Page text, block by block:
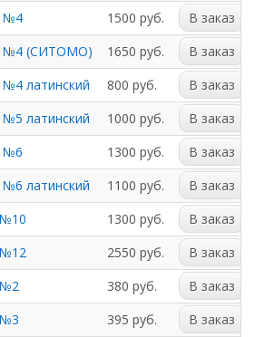
№4
1500 руб.
В заказ
№4 (СИТОМО)
1650 руб.
В заказ
латинский
800 руб.
В заказ
латинский
1000 руб.
В заказ
№6
1300 руб.
В заказ
латинский
1100 руб.
В заказ
1300 руб.
В заказ
2550 руб.
В заказ
380 руб.
В заказ
395 руб.
В заказ